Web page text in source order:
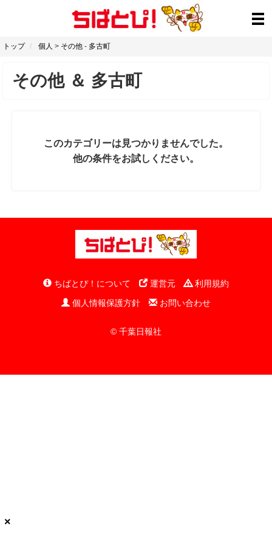
トップ 個人 > その他 - 多古町
その他＆ 多古町
このカテゴリーは見つかりませんでした。
他の条件をお試しください。
ちばとぴ！について 運営元
利用規約
個人情報保護方針
お問い合わせ
© 千葉日報社
×